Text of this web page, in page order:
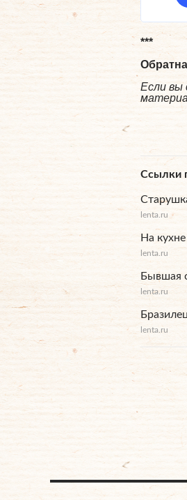
***
Если вы
Ссылки
lenta.ru
На
lenta.ru
Бывшая
lenta.ru
lenta.ru